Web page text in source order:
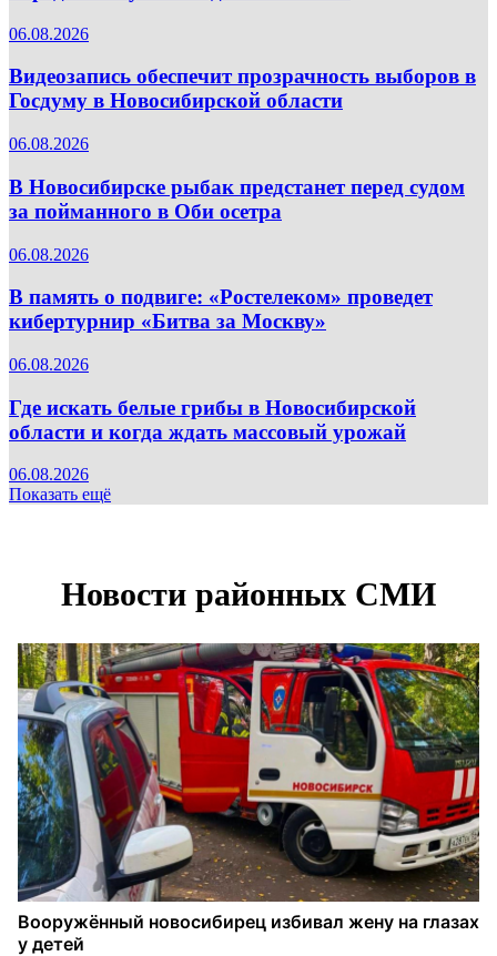
06.08.2026
Видеозапись обеспечит прозрачность выборов в
Госдуму в Новосибирской области
06.08.2026
В Новосибирске рыбак предстанет перед судом
за пойманного в Оби осетра
06.08.2026
В память о подвиге: «Ростелеком» проведет
кибертурнир «Битва за Москву»
06.08.2026
Где искать белые грибы в Новосибирской
области и когда ждать массовый урожай
06.08.2026
Показать ещё